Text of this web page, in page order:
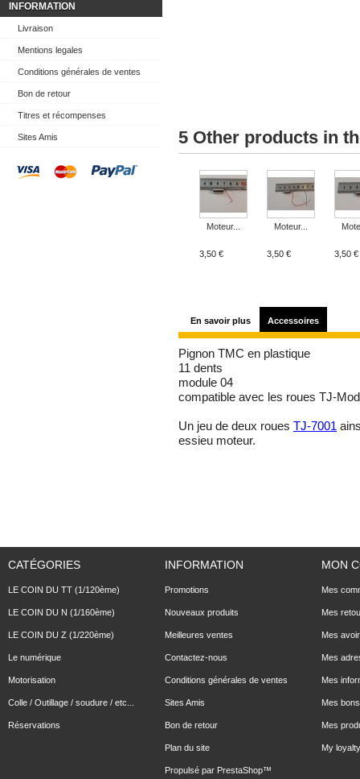
INFORMATION
Livraison
Mentions legales
Conditions générales de ventes
Bon de retour
Titres et récompenses
Sites Amis 5 Other products in
Moteur...
3,50 €
Moteur...
3,50 € 3,50 €
En savoir plus Accessoires
Pignon TMC en plastique
11 dents
module 04
compatible avec les roues TJ-
Un jeu de deux roues TJ-7001
essieu moteur.
CATÉGORIES
LE COIN DU TT (1/120ème)
LE COIN DU N (1/160ème)
LE COIN DU Z (1/220ème)
Le numérique
Motorisation
Colle / Outillage / soudure / etc...
Réservations
INFORMATION
Promotions
Nouveaux produits
Meilleures ventes
Contactez-nous
Conditions générales de ventes
Sites Amis
Bon de retour
Plan du site
Propulsé par PrestaShop™
MON
Mes
Mes
Mes
Mes
Mes
Mes
Mes
My